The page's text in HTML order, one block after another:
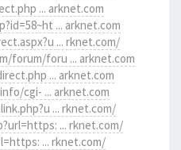
... arknet.com
... arknet.com
... rknet.com/
forum/foru ... arknet.com
... arknet.com
cgi- ... arknet.com
... rknet.com/
... rknet.com/
... rknet.com/